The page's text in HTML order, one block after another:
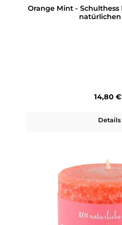
Orange Mint - Schulthess
natürlichen
14,80
Details